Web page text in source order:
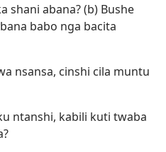
shani abana? (b) Bushe
babo nga bacita
nsansa, cinshi cila muntu
ntanshi, kabili kuti twaba